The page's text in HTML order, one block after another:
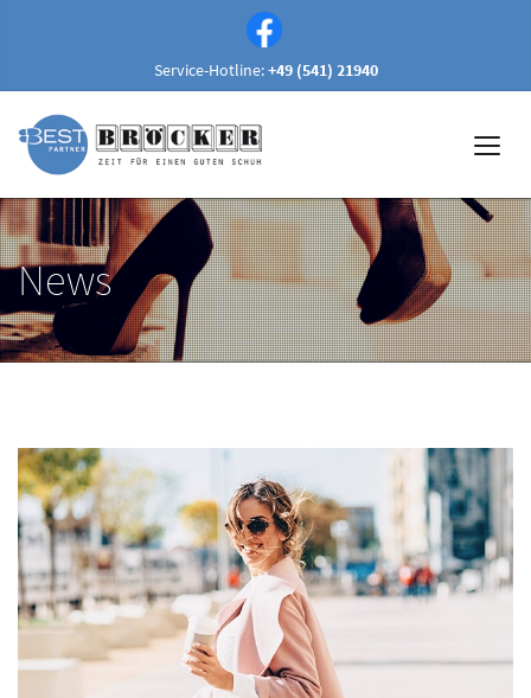
Service-Hotline:+49 (541) 21940
News